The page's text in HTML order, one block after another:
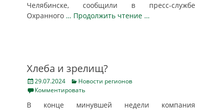
Челябинске, сообщили в пресс-службе
Охранного … Продолжить чтение …
Хлеба и зрелищ?
Posted
on
29.07.2024 Categories
Новости регионов
Комментировать
В конце минувшей недели компания